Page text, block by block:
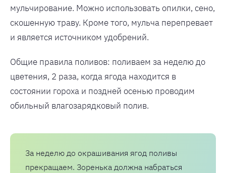
мульчирование. Можно использовать опилки, сено,
скошенную траву. Кроме того, мульча перепревает
и является источником удобрений.
Общие правила поливов: поливаем за неделю до
цветения, 2 раза, когда ягода находится в
состоянии гороха и поздней осенью проводим
обильный влагозарядковый полив.
За неделю до окрашивания ягод поливы
прекращаем. Зоренька должна набраться